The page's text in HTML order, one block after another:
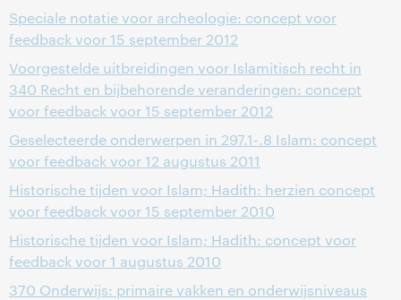
Speciale notatie voor archeologie: concept voor
feedback voor 15 september 2012
Voorgestelde uitbreidingen voor Islamitisch recht in
340 Recht en bijbehorende veranderingen: concept
voor feedback voor 15 september 2012
Geselecteerde onderwerpen in 297.1-.8 Islam: concept
voor feedback voor 12 augustus 2011
Historische tijden voor Islam; Hadith: herzien concept
voor feedback voor 15 september 2010
Historische tijden voor Islam; Hadith: concept voor
feedback voor 1 augustus 2010
370 Onderwijs: primaire vakken en onderwijsniveaus